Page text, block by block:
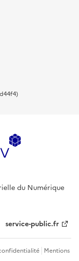
du Numérique
service-public.fr
Mentions